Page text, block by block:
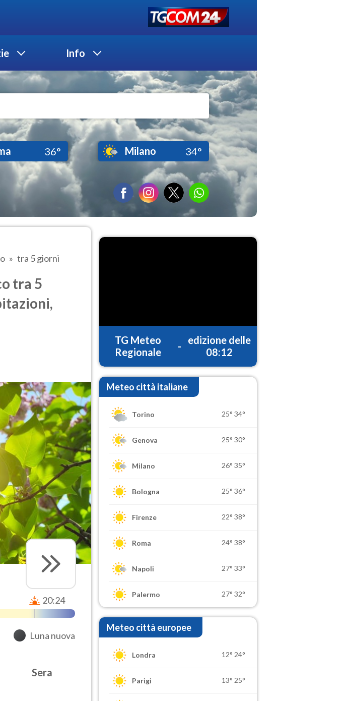
Info
36° Milano 34°
tra 5 giorni
tra 5
20:24
Luna nuova
Sera
TG Meteo
Regionale
-
edizione delle
08:12
Meteo città italiane
Torino 25° 34°
Genova 25° 30°
Milano 26° 35°
Bologna 25° 36°
Firenze 22° 38°
Roma 24° 38°
Napoli 27° 33°
Palermo 27° 32°
Meteo città europee
Londra 12° 24°
Parigi 13° 25°